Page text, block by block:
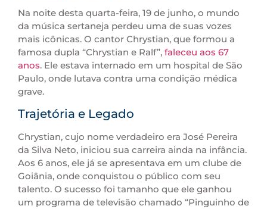
Na noite desta quarta-feira, 19 de junho, o mundo
da música sertaneja perdeu uma de suas vozes
mais icônicas. O cantor Chrystian, que formou a
famosa dupla “Chrystian e Ralf”, faleceu aos 67
anos. Ele estava internado em um hospital de São
Paulo, onde lutava contra uma condição médica
grave.
Trajetória e Legado
Chrystian, cujo nome verdadeiro era José Pereira
da Silva Neto, iniciou sua carreira ainda na infância.
Aos 6 anos, ele já se apresentava em um clube de
Goiânia, onde conquistou o público com seu
talento. O sucesso foi tamanho que ele ganhou
um programa de televisão chamado “Pinguinho de